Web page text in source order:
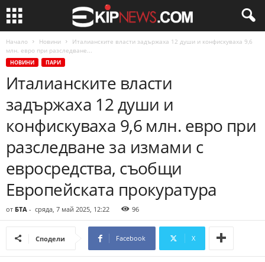
Начало Новини
Италианските власти задържаха 12 души и конфискуваха 9,6
млн. евро при разследване...
НОВИНИ ПАРИ
Италианските власти
задържаха 12 души и
конфискуваха 9,6 млн. евро при
разследване за измами с
евросредства, съобщи
Европейската прокуратура
от БТА - сряда, 7 май 2025, 12:22 96
Сподели Facebook X